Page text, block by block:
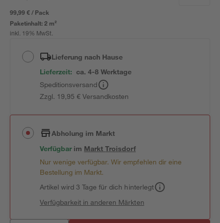
99,99 € / Pack
Paketinhalt:2 m²
inkl. 19% MwSt.
Lieferung nach Hause
Lieferzeit: ca. 4-8 Werktage
Speditionsversand
Zzgl. 19,95 € Versandkosten
Abholung im Markt
Verfügbar im MarktTroisdorf
Nur wenige verfügbar. Wir empfehlen dir eine
Bestellung im Markt.
Artikel wird 3 Tage für dich hinterlegt
Verfügbarkeit in anderen Märkten